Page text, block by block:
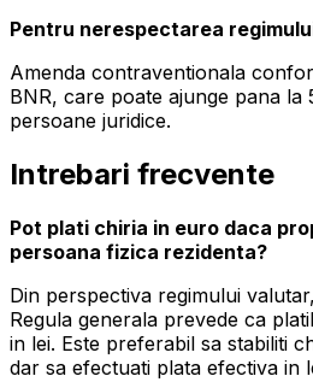
Pentru nerespectarea
Amenda contraventionala
BNR, care poate ajunge pana la
persoane juridice.
Intrebari frecvente
Pot plati chiria in euro daca
persoana fizica rezidenta?
Din perspectiva regimului
Regula generala prevede ca
in lei. Este preferabil sa stabiliti
dar sa efectuati plata efectiva in